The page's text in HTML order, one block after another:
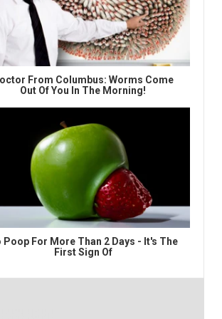
From Columbus: Worms Come
Out Of You In The Morning!
Poop For More Than 2 Days - It's The
First Sign Of